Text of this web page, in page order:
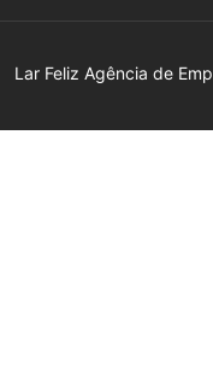
Lar Feliz Agência de